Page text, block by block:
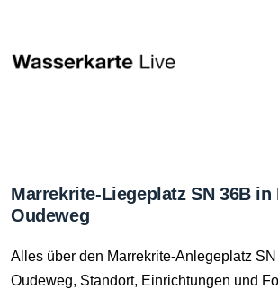
Marrekrite-Liegeplatz SN 36B in
Oudeweg
Alles über den Marrekrite-Anlegeplatz
Oudeweg, Standort, Einrichtungen und